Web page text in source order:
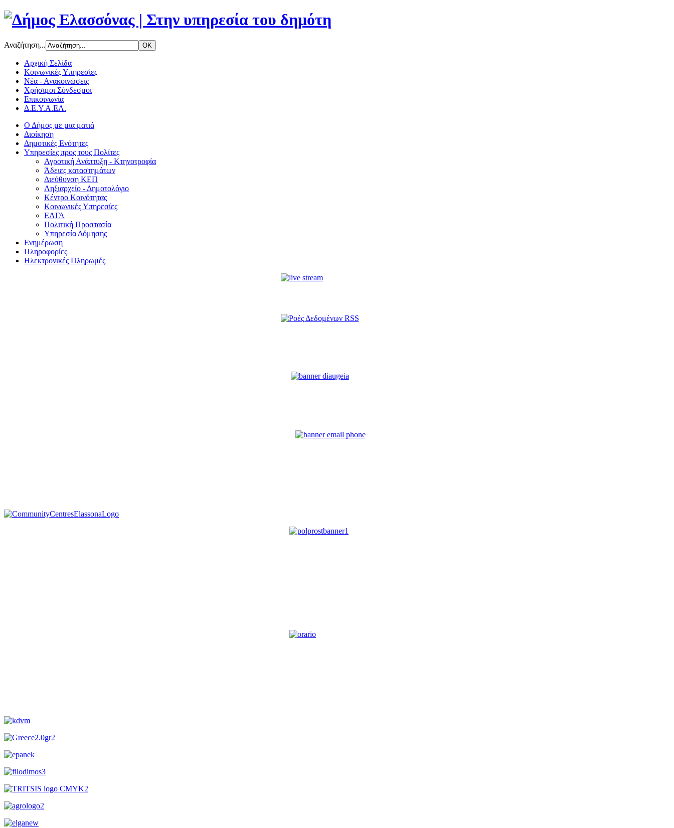
Αναζήτηση...
Αρχική Σελίδα
Κοινωνικές Υπηρεσίες
Νέα - Ανακοινώσεις
Χρήσιμοι Σύνδεσμοι
Επικοινωνία
Δ.Ε.Υ.Α.ΕΛ.
Ο Δήμος με μια ματιά
Διοίκηση
Δημοτικές Ενότητες
Υπηρεσίες προς τους Πολίτες
Αγροτική Ανάπτυξη - Κτηνοτροφία
Άδειες καταστημάτων
Διεύθυνση ΚΕΠ
Ληξιαρχείο - Δημοτολόγιο
Κέντρο Κοινότητας
Κοινωνικές Υπηρεσίες
ΕΛΓΑ
Πολιτική Προστασία
Υπηρεσία Δόμησης
Ενημέρωση
Πληροφορίες
Ηλεκτρονικές Πληρωμές